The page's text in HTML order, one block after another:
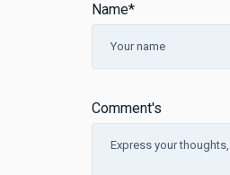
Comment's
Name*